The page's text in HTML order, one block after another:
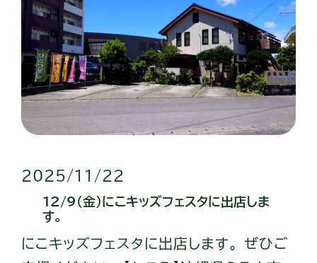
2025/11/22
12/9（金）にこキッズフェスタに出店しま
す。
にこキッズフェスタに出店します。 ぜひご